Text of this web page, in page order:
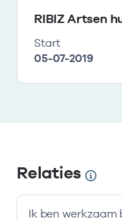
RIBIZ Artsen
Start
05-07-2019
Relaties
Ik ben werkzaam